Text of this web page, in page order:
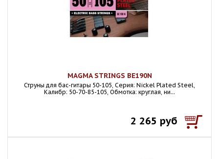
MAGMA STRINGS BE190N
Струны для бас-гитары 50-105, Серия: Nickel Plated Steel,
Калибр: 50-70-85-105, Обмотка: круглая, ни...
2 265 руб